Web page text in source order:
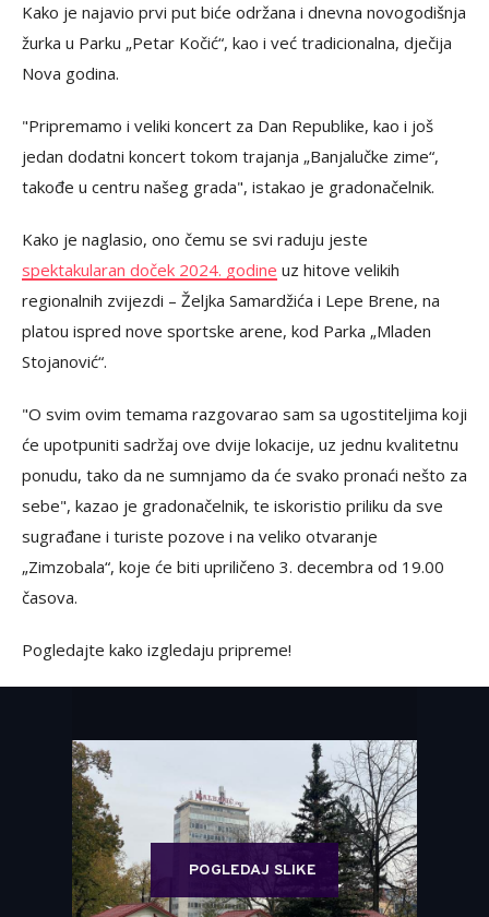
Kako je najavio prvi put biće održana i dnevna novogodišnja
žurka u Parku „Petar Kočić“, kao i već tradicionalna, dječija
Nova godina.
"Pripremamo i veliki koncert za Dan Republike, kao i još
jedan dodatni koncert tokom trajanja „Banjalučke zime“,
takođe u centru našeg grada", istakao je gradonačelnik.
Kako je naglasio, ono čemu se svi raduju jeste
spektakularan doček 2024. godine uz hitove velikih
regionalnih zvijezdi – Željka Samardžića i Lepe Brene, na
platou ispred nove sportske arene, kod Parka „Mladen
Stojanović“.
"O svim ovim temama razgovarao sam sa ugostiteljima koji
će upotpuniti sadržaj ove dvije lokacije, uz jednu kvalitetnu
ponudu, tako da ne sumnjamo da će svako pronaći nešto za
sebe", kazao je gradonačelnik, te iskoristio priliku da sve
sugrađane i turiste pozove i na veliko otvaranje
„Zimzobala“, koje će biti upriličeno 3. decembra od 19.00
časova.
Pogledajte kako izgledaju pripreme!
POGLEDAJ SLIKE